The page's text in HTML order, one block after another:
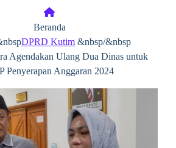
Beranda
DPRD Kutim &nbsp/&nbsp
Agendakan Ulang Dua Dinas untuk
Penyerapan Anggaran 2024